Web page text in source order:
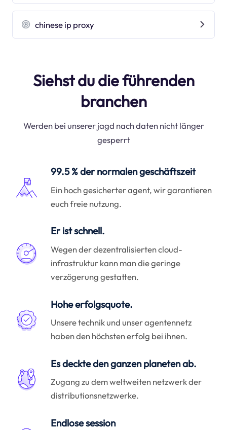
chinese ip proxy
Siehst du die führenden
branchen
Werden bei unserer jagd nach daten nicht länger
gesperrt
99.5 % der normalen geschäftszeit
Ein hoch gesicherter agent, wir garantieren
euch freie nutzung.
Er ist schnell.
Wegen der dezentralisierten cloud-
infrastruktur kann man die geringe
verzögerung gestatten.
Hohe erfolgsquote.
Unsere technik und unser agentennetz
haben den höchsten erfolg bei ihnen.
Es deckte den ganzen planeten ab.
Zugang zu dem weltweiten netzwerk der
distributionsnetzwerke.
Endlose session